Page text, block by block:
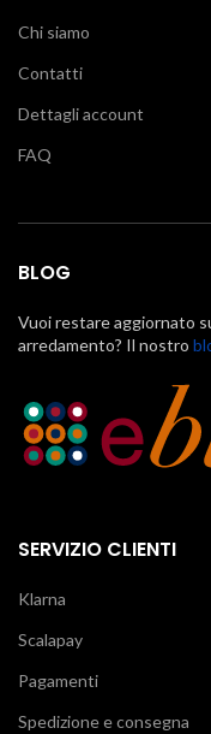
Chi siamo
Contatti
Dettagli account
FAQ
BLOG
Vuoi restare aggiornato
arredamento? Il nostro
SERVIZIO CLIENTI
Klarna
Scalapay
Pagamenti
Spedizione e consegna